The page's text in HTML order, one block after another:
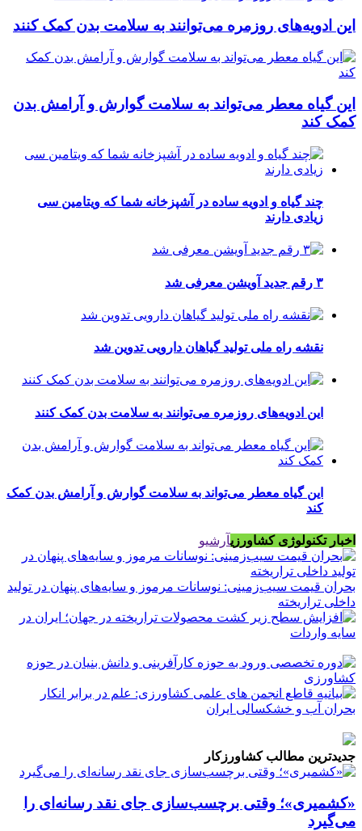
این ادویه‌های روزمره می‌توانند به سلامت بدن کمک کنند
این گیاه معطر می‌تواند به سلامت گوارش و آرامش بدن
کمک کند
چند گیاه و ادویه ساده در آشپزخانه شما که ویتامین سی
زیادی دارند
۳ رقم جدید آویشن معرفی شد
نقشه راه ملی تولید گیاهان دارویی تدوین شد
این ادویه‌های روزمره می‌توانند به سلامت بدن کمک کنند
این گیاه معطر می‌تواند به سلامت گوارش و آرامش بدن کمک
کند
اخبار تکنولوژی کشاورزیآرشیو
بحران قیمت سیب‌زمینی: نوسانات مرموز و سایه‌های پنهان در تولید
داخلی تراریخته
جدیدترین مطالب کشاورزکار
«کشمیری»؛ وقتی برچسب‌سازی جای نقد رسانه‌ای را
می‌گیرد